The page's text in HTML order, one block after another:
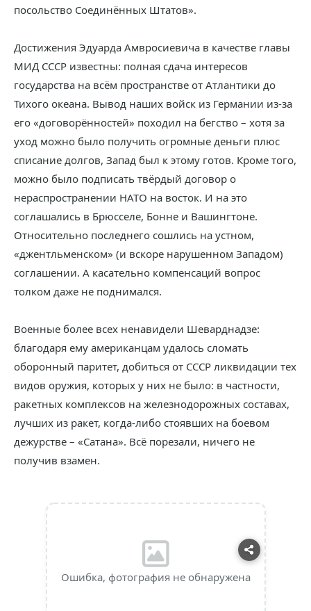
посольство Соединённых Штатов».
Достижения Эдуарда Амвросиевича в качестве главы
МИД СССР известны: полная сдача интересов
государства на всём пространстве от Атлантики до
Тихого океана. Вывод наших войск из Германии из-за
его «договорённостей» походил на бегство – хотя за
уход можно было получить огромные деньги плюс
списание долгов, Запад был к этому готов. Кроме того,
можно было подписать твёрдый договор о
нераспространении НАТО на восток. И на это
соглашались в Брюсселе, Бонне и Вашингтоне.
Относительно последнего сошлись на устном,
«джентльменском» (и вскоре нарушенном Западом)
соглашении. А касательно компенсаций вопрос
толком даже не поднимался.
Военные более всех ненавидели Шеварднадзе:
благодаря ему американцам удалось сломать
оборонный паритет, добиться от СССР ликвидации тех
видов оружия, которых у них не было: в частности,
ракетных комплексов на железнодорожных составах,
лучших из ракет, когда-либо стоявших на боевом
дежурстве – «Сатана». Всё порезали, ничего не
получив взамен.
Ошибка, фотография не обнаружена